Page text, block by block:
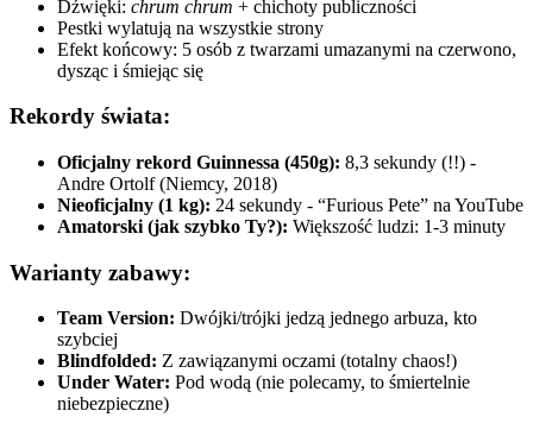
Dźwięki: chrum chrum + chichoty publiczności
Pestki wylatują na wszystkie strony
Efekt końcowy: 5 osób z twarzami umazanymi na czerwono,
dysząc i śmiejąc się
Rekordy świata:
Oficjalny rekord Guinnessa (450g): 8,3 sekundy (!!) -
Andre Ortolf (Niemcy, 2018)
Nieoficjalny (1 kg): 24 sekundy - “Furious Pete” na YouTube
Amatorski (jak szybko Ty?): Większość ludzi: 1-3 minuty
Warianty zabawy:
Team Version: Dwójki/trójki jedzą jednego arbuza, kto
szybciej
Blindfolded: Z zawiązanymi oczami (totalny chaos!)
Under Water: Pod wodą (nie polecamy, to śmiertelnie
niebezpieczne)